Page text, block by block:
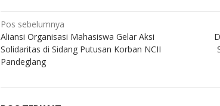
Navigasi
pos
Pos sebelumnya
Aliansi Organisasi Mahasiswa Gelar Aksi
Solidaritas di Sidang Putusan Korban NCII
Pandeglang